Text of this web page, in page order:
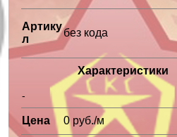
Артику
л
без кода
Характеристики
-
Цена 0 руб./м